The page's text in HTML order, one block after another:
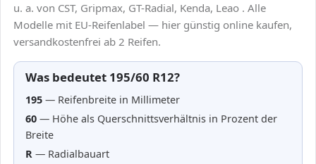
u. a. von CST, Gripmax, GT-Radial, Kenda, Leao . Alle
Modelle mit EU-Reifenlabel — hier günstig online kaufen,
versandkostenfrei ab 2 Reifen.
Was bedeutet 195/60 R12?
195 — Reifenbreite in Millimeter
60 — Höhe als Querschnittsverhältnis in Prozent der
Breite
R — Radialbauart